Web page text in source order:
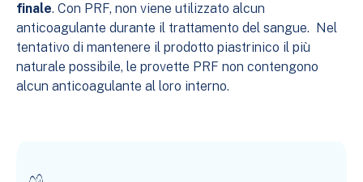
finale. Con PRF, non viene utilizzato alcun
anticoagulante durante il trattamento del sangue. Nel
tentativo di mantenere il prodotto piastrinico il più
naturale possibile, le provette PRF non contengono
alcun anticoagulante al loro interno.